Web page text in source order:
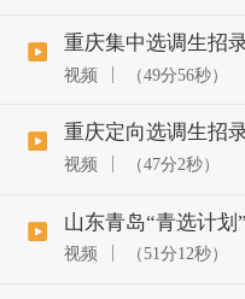
重庆集中选调生招
视频 （49分56秒）
重庆定向选调生招
视频 （47分2秒）
山东青岛“青选计划
视频 （51分12秒）